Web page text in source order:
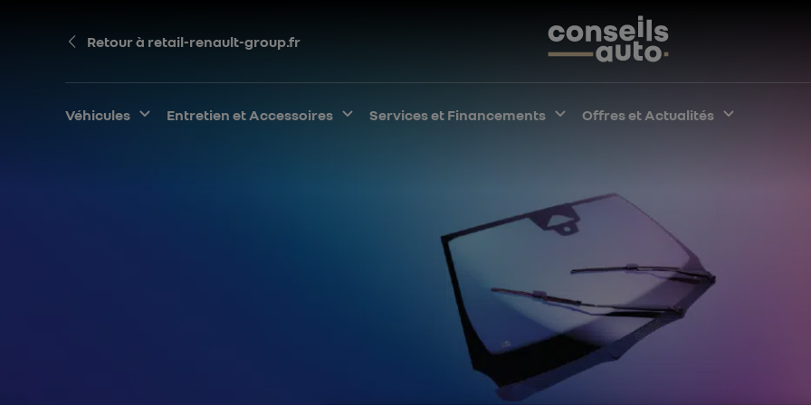
Retour à retail-renault-group.fr
Véhicules Développer le sous-menu
Entretien et Accessoires Développer le sous-menu
Services et Financements Développer le sous-menu
Offres et Actualités